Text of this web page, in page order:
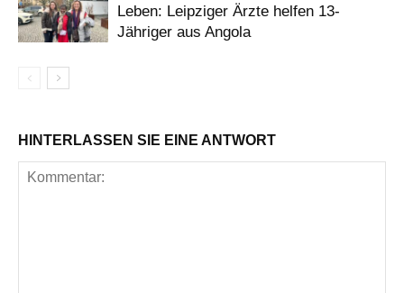
Leben: Leipziger Ärzte helfen 13-
Jähriger aus Angola
HINTERLASSEN SIE EINE ANTWORT